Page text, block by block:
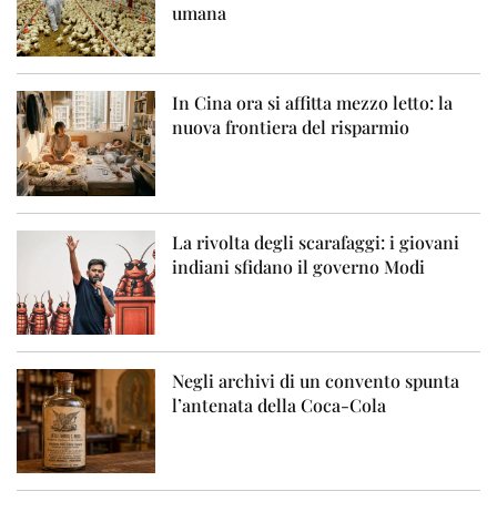
umana
In Cina ora si affitta mezzo letto: la
nuova frontiera del risparmio
La rivolta degli scarafaggi: i giovani
indiani sfidano il governo Modi
Negli archivi di un convento spunta
l’antenata della Coca-Cola